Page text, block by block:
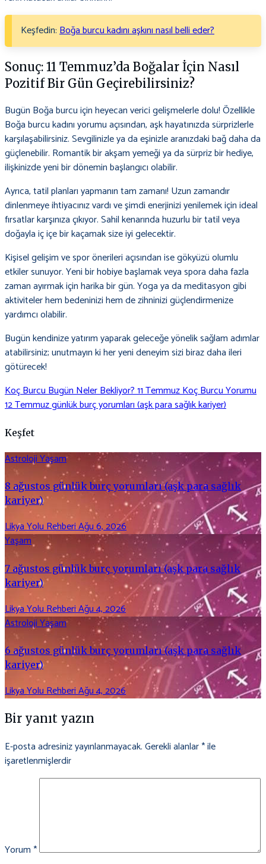
Keşfedin:Boğa burcu kadını aşkını nasıl belli eder?
Sonuç: 11 Temmuz’da Boğalar İçin Nasıl
Pozitif Bir Gün Geçirebilirsiniz?
Bugün Boğa burcu için heyecan verici gelişmelerle dolu! Özellikle
Boğa burcu kadını yorumu açısından, aşk hayatınızda sürprizlerle
karşılaşabilirsiniz. Sevgilinizle ya da eşinizle aranızdaki bağ daha da
güçlenebilir. Romantik bir akşam yemeği ya da sürpriz bir hediye,
ilişkinizde yeni bir dönemin başlangıcı olabilir.
Ayrıca, tatil planları yapmanın tam zamanı! Uzun zamandır
dinlenmeye ihtiyacınız vardı ve şimdi enerjinizi yenilemek için ideal
fırsatlar karşınıza çıkıyor. Sahil kenarında huzurlu bir tatil veya
doğayla iç içe bir kaçamak size iyi gelecektir.
Kişisel gelişim ve spor önerileri açısından ise gökyüzü olumlu
etkiler sunuyor. Yeni bir hobiye başlamak veya spora daha fazla
zaman ayırmak için harika bir gün. Yoga ya da meditasyon gibi
aktiviteler hem bedeninizi hem de zihninizi güçlendirmenize
yardımcı olabilir.
Bugün kendinize yatırım yaparak geleceğe yönelik sağlam adımlar
atabilirsiniz; unutmayın ki her yeni deneyim sizi biraz daha ileri
götürecek!
Yazı
gezinmesi
Koç Burcu Bugün Neler Bekliyor? 11 Temmuz Koç Burcu Yorumu
12 Temmuz günlük burç yorumları (aşk para sağlık kariyer)
Keşfet
AstrolojiYaşam
8 ağustos günlük burç yorumları (aşk para sağlık
kariyer)
Likya Yolu RehberiAğu 6, 2026
Yaşam
7 ağustos günlük burç yorumları (aşk para sağlık
kariyer)
Likya Yolu RehberiAğu 4, 2026
AstrolojiYaşam
6 ağustos günlük burç yorumları (aşk para sağlık
kariyer)
Likya Yolu RehberiAğu 4, 2026
Bir yanıt yazın
E-posta adresiniz yayınlanmayacak.Gerekli alanlar*ile
işaretlenmişlerdir
Yorum*